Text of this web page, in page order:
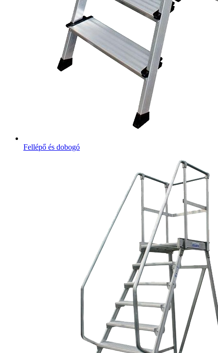
Fellépő és dobogó